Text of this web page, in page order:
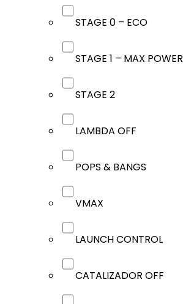
STAGE 0 – ECO
STAGE 1 – MAX POWER
STAGE 2
LAMBDA OFF
POPS & BANGS
VMAX
LAUNCH CONTROL
CATALIZADOR OFF